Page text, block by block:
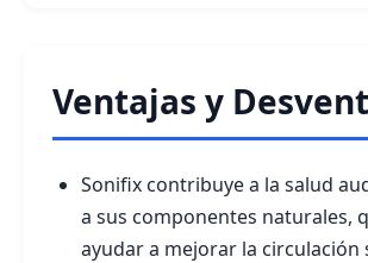
Ventajas y
Sonifix contribuye a la salud
a sus componentes naturales,
ayudar a mejorar la circulación